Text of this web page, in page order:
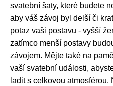
svatební šaty, které budete
aby váš závoj byl delší či
potaz vaši postavu - vyšší
zatímco menší postavy
závojem. Mějte také na
vaší svatební události,
ladit s celkovou